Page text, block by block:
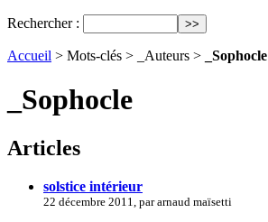
Rechercher :
Accueil > Mots-clés > _Auteurs > _Sophocle
_Sophocle
Articles
solstice intérieur
22 décembre 2011, par arnaud maïsetti